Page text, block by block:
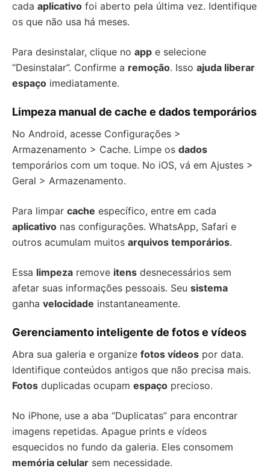
cada aplicativo foi aberto pela última vez. Identifique
os que não usa há meses.
Para desinstalar, clique no app e selecione
“Desinstalar”. Confirme a remoção. Isso ajuda liberar
espaço imediatamente.
Limpeza manual de cache e dados temporários
No Android, acesse Configurações >
Armazenamento > Cache. Limpe os dados
temporários com um toque. No iOS, vá em Ajustes >
Geral > Armazenamento.
Para limpar cache específico, entre em cada
aplicativo nas configurações. WhatsApp, Safari e
outros acumulam muitos arquivos temporários.
Essa limpeza remove itens desnecessários sem
afetar suas informações pessoais. Seu sistema
ganha velocidade instantaneamente.
Gerenciamento inteligente de fotos e vídeos
Abra sua galeria e organize fotos vídeos por data.
Identifique conteúdos antigos que não precisa mais.
Fotos duplicadas ocupam espaço precioso.
No iPhone, use a aba “Duplicatas” para encontrar
imagens repetidas. Apague prints e vídeos
esquecidos no fundo da galeria. Eles consomem
memória celular sem necessidade.